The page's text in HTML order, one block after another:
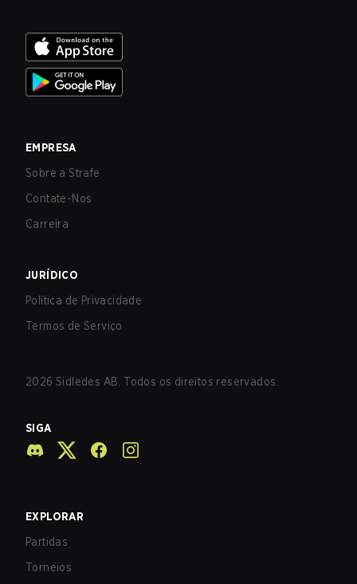
EMPRESA
Sobre a Strafe
Contate-Nos
Carreira
JURÍDICO
Política de Privacidade
Termos de Serviço
2026 Sidledes AB. Todos os direitos reservados.
SIGA
EXPLORAR
Partidas
Torneios